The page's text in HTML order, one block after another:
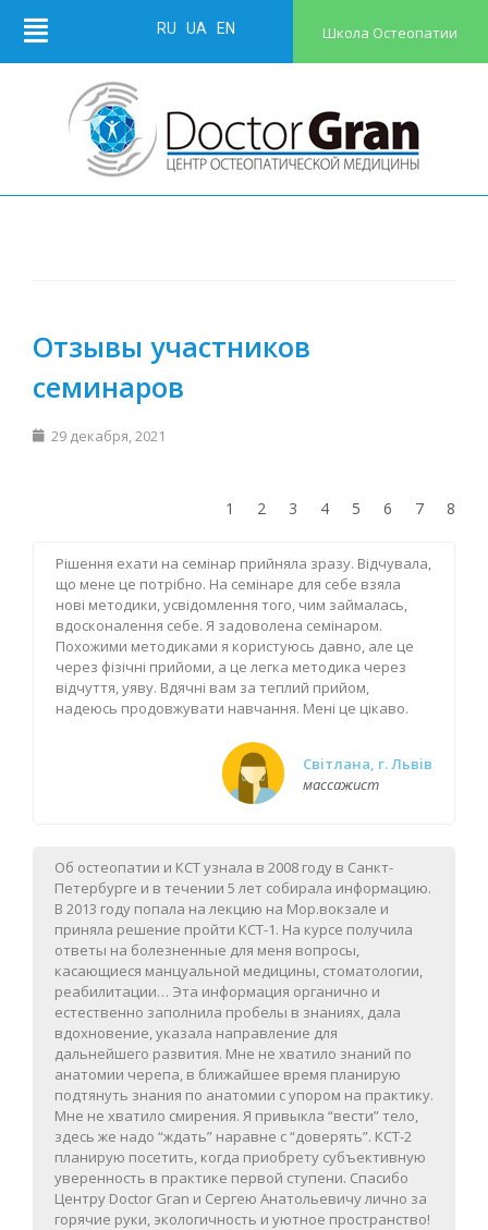
RU UA EN Школа Остеопатии
Отзывы участников
семинаров
29 декабря, 2021
1 2 3 4 5 6 7 8
Рiшення ехати на семiнар прийняла зразу. Вiдчувала,
що мене це потрiбно. На семiнаре для себе взяла
новi методики, усвiдомлення того, чим займалась,
вдосконалення себе. Я задоволена семiнаром.
Похожими методиками я користуюсь давно, але це
через фiзiчнi прийоми, а це легка методика через
вiдчуття, уяву. Вдячнi вам за теплий прийом,
надеюсь продовжувати навчання. Менi це цiкаво.
Свiтлана, г. Львiв
массажист
Об остеопатии и КСТ узнала в 2008 году в Санкт-
Петербурге и в течении 5 лет собирала информацию.
В 2013 году попала на лекцию на Мор.вокзале и
приняла решение пройти КСТ-1. На курсе получила
ответы на болезненные для меня вопросы,
касающиеся манцуальной медицины, стоматологии,
реабилитации… Эта информация органично и
естественно заполнила пробелы в знаниях, дала
вдохновение, указала направление для
дальнейшего развития. Мне не хватило знаний по
анатомии черепа, в ближайшее время планирую
подтянуть знания по анатомии с упором на практику.
Мне не хватило смирения. Я привыкла “вести” тело,
здесь же надо “ждать” наравне с “доверять”. КСТ-2
планирую посетить, когда приобрету субъективную
уверенность в практике первой ступени. Спасибо
Центру Doctor Gran и Сергею Анатольевичу лично за
горячие руки, экологичность и уютное пространство!